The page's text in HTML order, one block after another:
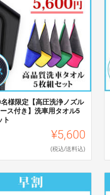
様限定【高圧洗浄ノズル
ス付き】洗車用タオル5
ト
¥5,600
(税込/送料込)